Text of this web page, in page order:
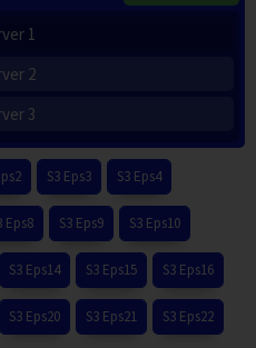
1
2
3
S3 Eps3 S3 Eps4
Eps8 S3 Eps9 S3 Eps10
S3 Eps14 S3 Eps15 S3 Eps16
S3 Eps20 S3 Eps21 S3 Eps22